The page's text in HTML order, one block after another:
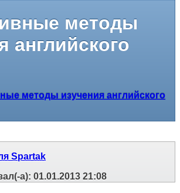
методы
английского
методы изучения английского
а): 01.01.2013 21:08